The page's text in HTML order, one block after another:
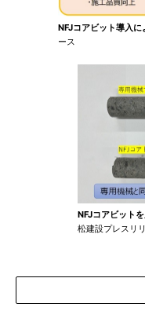
NFJコアビット導入に
ース
NFJコアビット
松建設プレスリ